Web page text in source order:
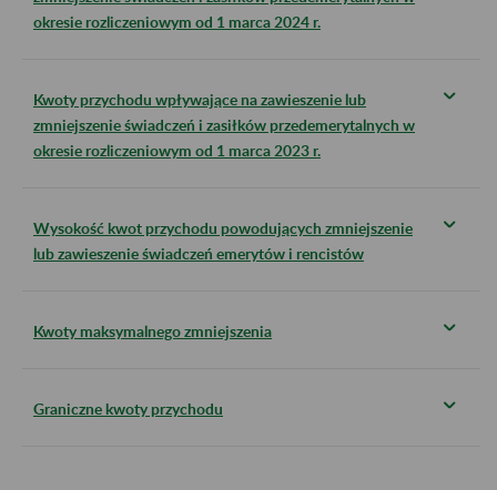
okresie rozliczeniowym od 1 marca 2024 r.
Kwoty przychodu wpływające na zawieszenie lub
zmniejszenie świadczeń i zasiłków przedemerytalnych w
okresie rozliczeniowym od 1 marca 2023 r.
Wysokość kwot przychodu powodujących zmniejszenie
lub zawieszenie świadczeń emerytów i rencistów
Kwoty maksymalnego zmniejszenia
Graniczne kwoty przychodu